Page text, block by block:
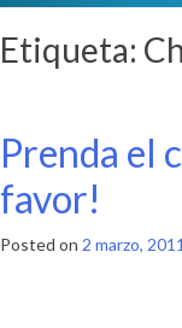
Etiqueta:
Prenda el
favor!
Posted on 2 marzo, 2011